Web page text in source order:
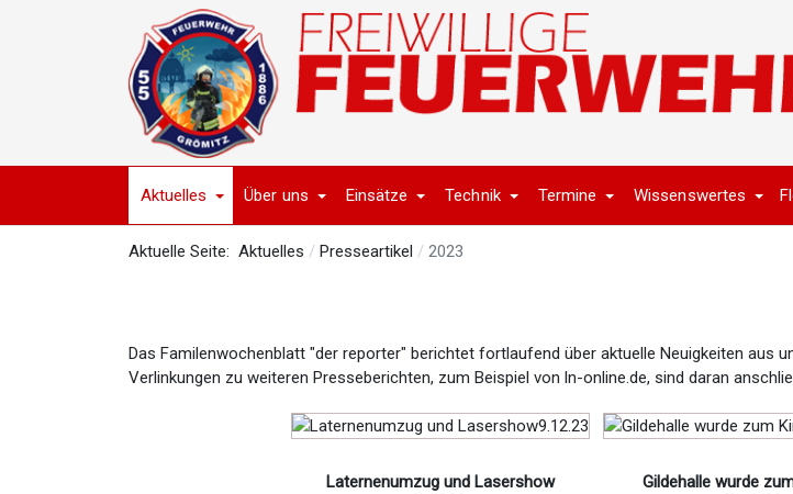
Aktuelles Über uns Einsätze Technik Termine Wissenswertes
Aktuelle Seite: Aktuelles Presseartikel 2023
Das Familenwochenblatt "der reporter" berichtet fortlaufend über aktuelle Neuigkeiten aus
Verlinkungen zu weiteren Presseberichten, zum Beispiel von ln-online.de, sind daran
Laternenumzug und Lasershow
Gildehalle wurde